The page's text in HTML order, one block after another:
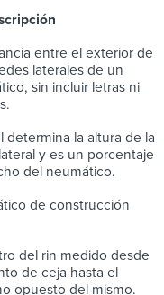
entre el exterior de
laterales de un
sin incluir letras ni
determina la altura de la
y es un porcentaje
del neumático.
de construcción
del rin medido desde
de ceja hasta el
opuesto del mismo.